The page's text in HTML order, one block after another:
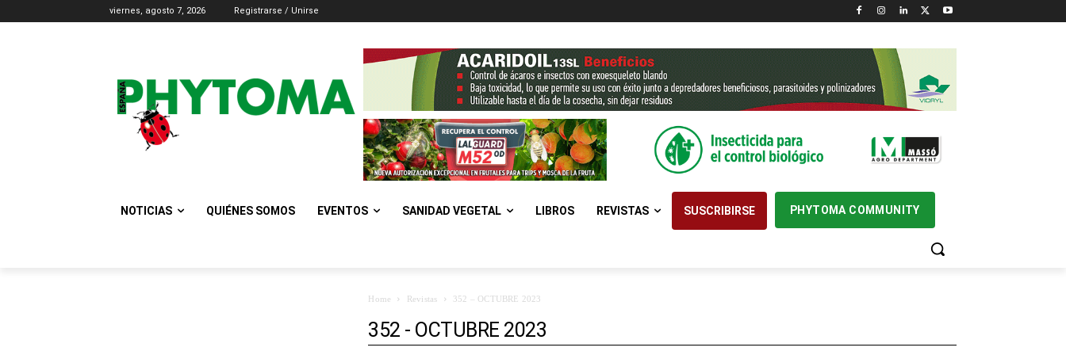
viernes, agosto 7, 2026 Registrarse / Unirse
NOTICIAS QUIÉNES SOMOS EVENTOS SANIDAD VEGETAL LIBROS REVISTAS SUSCRIBIRSE PHYTOMA COMMUNITY
Home Revistas 352 – OCTUBRE 2023
352 - OCTUBRE 2023